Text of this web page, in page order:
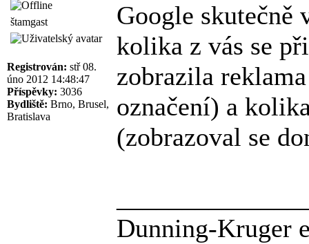
štamgast
Registrován: stř 08.
úno 2012 14:48:47
Příspěvky: 3036
Bydliště: Brno, Brusel,
Bratislava
Google skutečně
kolika z vás se
zobrazila
označení) a
(zobrazoval se
Dunning-Kruger